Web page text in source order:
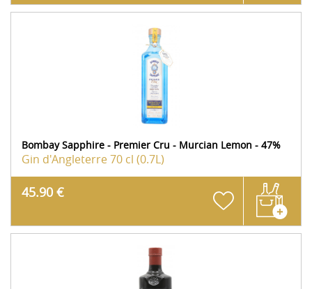
Bombay Sapphire - Premier Cru - Murcian Lemon - 47%
Gin d'Angleterre70 cl (0.7L)
45.90 €